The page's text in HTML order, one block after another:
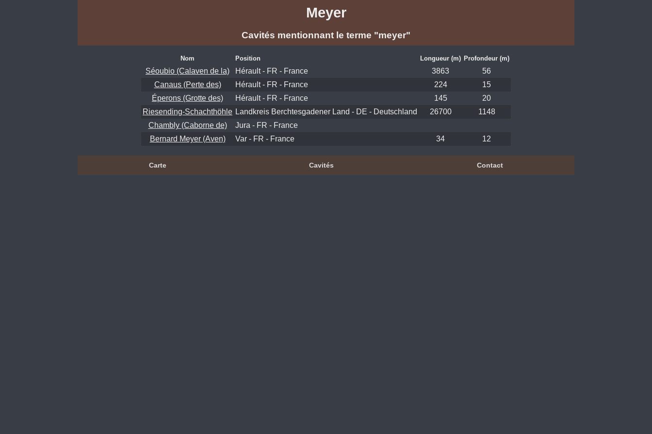
Meyer
Cavités mentionnant le terme "meyer"
Nom Position Longueur (m) Profondeur (m)
Séoubio (Calaven de la) Hérault - FR - France 3863
56
Canaus (Perte des)
Hérault - FR - France 224
15
Éperons (Grotte des)
Hérault - FR - France 145
20
Riesending-Schachthöhle Landkreis Berchtesgadener Land - DE - Deutschland 26700
1148
Chambly (Caborne de)
Jura - FR - France
Bernard Meyer (Aven)
Var - FR - France 34 12
Carte Cavités Contact